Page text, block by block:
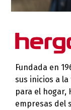
Fundada en
sus inicios a
para el hogar,
empresas del